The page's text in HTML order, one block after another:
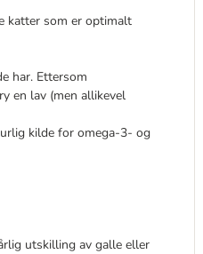
katter som er optimalt
har. Ettersom
en lav (men allikevel
kilde for omega-3- og
utskilling av galle eller